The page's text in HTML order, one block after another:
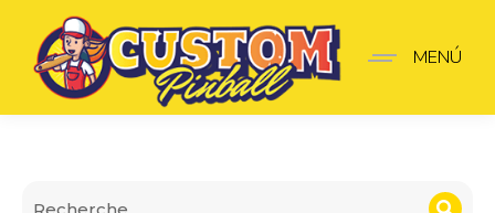
Insider premium
MENÚ